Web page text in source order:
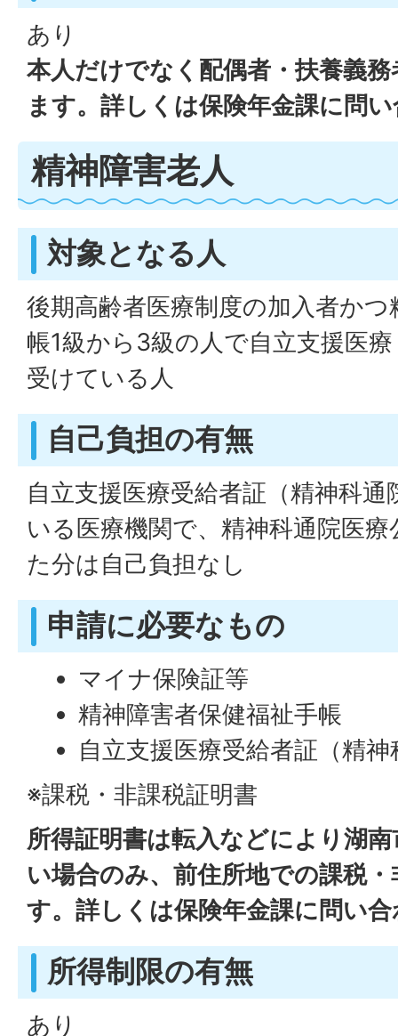
あり
本人だけでなく配偶者・扶養義
ます。詳しくは保険年金課に問
精神障害老人
対象となる人
後期高齢者医療制度の加入者か
帳1級から3級の人で自立支援医
受けている人
自己負担の有無
自立支援医療受給者証（精神科
いる医療機関で、精神科通院医
た分は自己負担なし
申請に必要なもの
マイナ保険証等
精神障害者保健福祉手帳
自立支援医療受給者証（精
※課税・非課税証明書
所得証明書は転入などにより湖
い場合のみ、前住所地での課税
す。詳しくは保険年金課に問い
所得制限の有無
あり